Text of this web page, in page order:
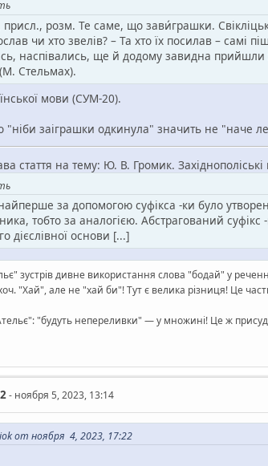
розм. Те саме, що зави́грашки.
чи хто звелів? – Та хто їх посилав –
наспівались, ще й додому завидна прийшли
Стельмах).
мови (СУМ-20).
заіграшки одкинула" значить не "наче
стаття на тему: Ю. В. Громик.
за допомогою суфікса -ки було
тобто за аналогією. Абстрагований
дієслівної основи [...]
зустрів дивне використання слова "бодай" у
"Хай", але не "хай би"! Тут є велика різниця! Це
"будуть непереливки" — у множині! Це ж
- ноября 5, 2023, 13:14
от ноября 4, 2023, 17:22